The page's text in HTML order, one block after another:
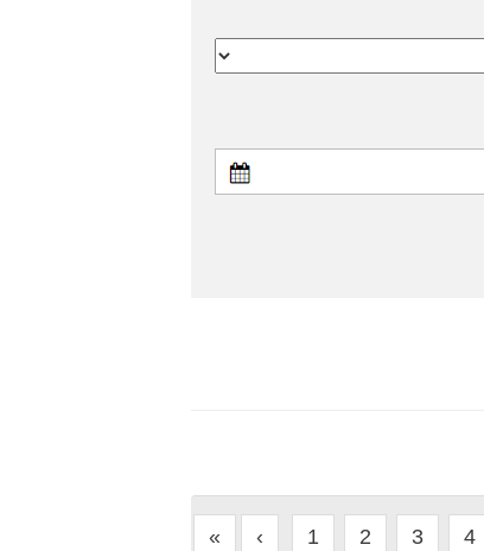
« ‹ 1 2 3 4